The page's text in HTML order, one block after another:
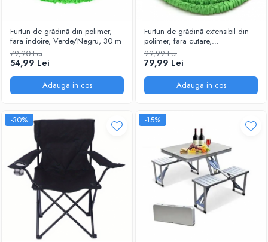
Furtun de grădină din polimer,
fara indoire, Verde/Negru, 30 m
79,90 Lei
54,99 Lei
Adauga in cos
Furtun de grădină extensibil din
polimer, fara cutare,
Verde/Negru, 60 m
99,99 Lei
79,99 Lei
Adauga in cos
-30% -15%